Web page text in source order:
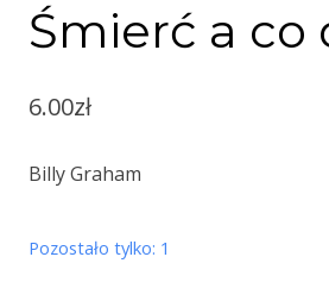
Śmierć a co
6.00zł
Billy Graham
Pozostało tylko: 1